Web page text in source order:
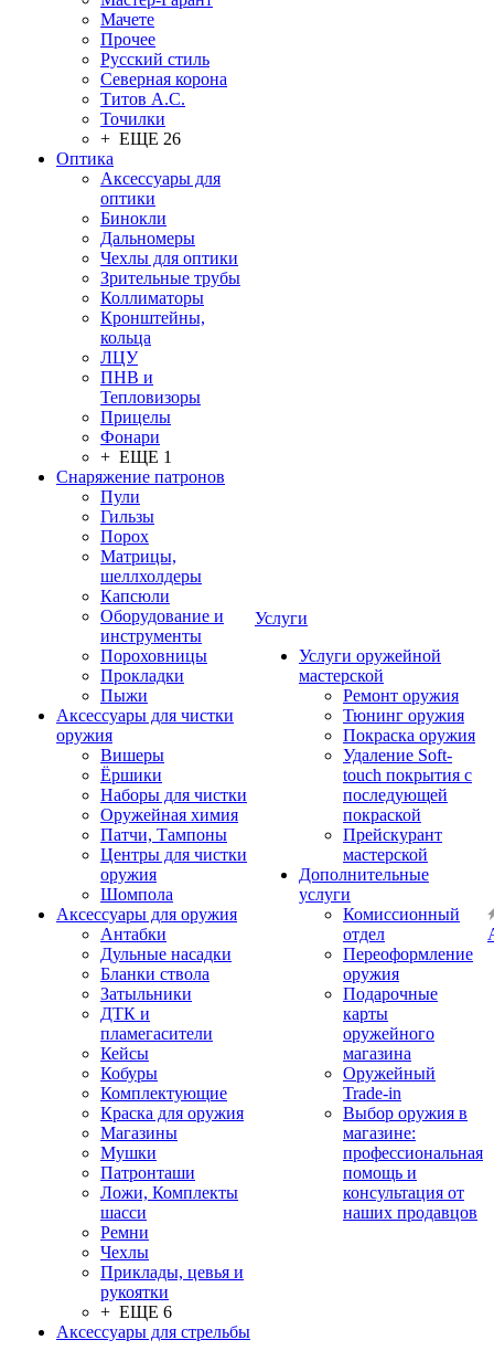
Мачете
Прочее
Русский стиль
Северная корона
Титов А.С.
Точилки
+ ЕЩЕ 26
Оптика
Аксессуары для
оптики
Бинокли
Дальномеры
Чехлы для оптики
Зрительные трубы
Коллиматоры
Кронштейны,
кольца
ЛЦУ
ПНВ и
Тепловизоры
Прицелы
Фонари
+ ЕЩЕ 1
Снаряжение патронов
Пули
Гильзы
Порох
Матрицы,
шеллхолдеры
Капсюли
Оборудование и
инструменты
Пороховницы
Прокладки
Пыжи
Аксессуары для чистки
оружия
Вишеры
Ёршики
Наборы для чистки
Оружейная химия
Патчи, Тампоны
Центры для чистки
оружия
Шомпола
Аксессуары для оружия
Антабки
Дульные насадки
Бланки ствола
Затыльники
ДТК и
пламегасители
Кейсы
Кобуры
Комплектующие
Краска для оружия
Магазины
Мушки
Патронташи
Ложи, Комплекты
шасси
Ремни
Чехлы
Приклады, цевья и
рукоятки
+ ЕЩЕ 6
Аксессуары для стрельбы
Услуги
Услуги оружейной
мастерской
Ремонт оружия
Тюнинг оружия
Покраска оружия
Удаление Soft-
touch покрытия с
последующей
покраской
Прейскурант
мастерской
Дополнительные
услуги
Комиссионный
отдел
Переоформление
оружия
Подарочные
карты
оружейного
магазина
Оружейный
Trade-in
Выбор оружия в
магазине:
профессиональная
помощь и
консультация от
наших продавцов